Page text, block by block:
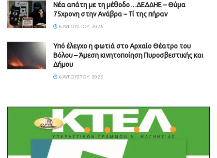
Νέα απάτη με τη μέθοδο…ΔΕΔΔΗΕ – Θύμα
75χρονη στην Ανάβρα – Τί της πήραν
6 ΑΥΓΟΎΣΤΟΥ, 2026
Υπό έλεγχο η φωτιά στο Αρχαίο Θέατρο του
Βόλου – Άμεση κινητοποίηση Πυροσβεστικής και
Δήμου
6 ΑΥΓΟΎΣΤΟΥ, 2026